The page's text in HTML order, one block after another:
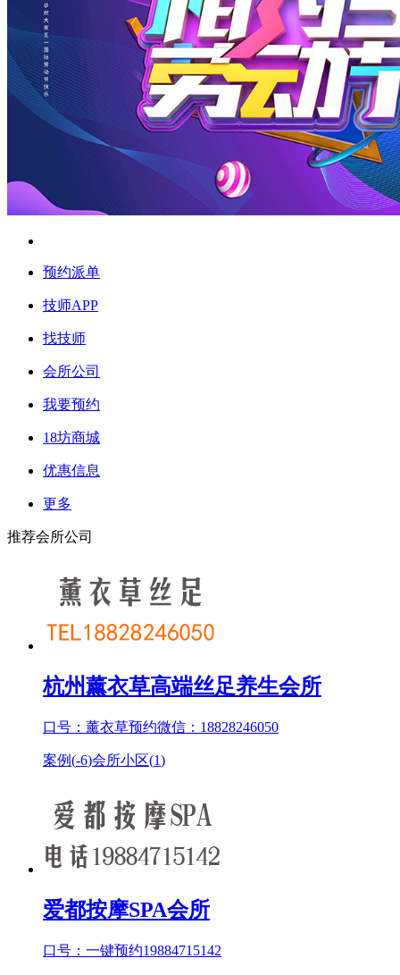
预约派单
技师APP
找技师
会所公司
我要预约
18坊商城
优惠信息
更多
推荐会所公司
杭州薰衣草高端丝足养生会所
口号：薰衣草预约微信：18828246050
案例(-6)会所小区(1)
爱都按摩SPA会所
口号：一键预约19884715142